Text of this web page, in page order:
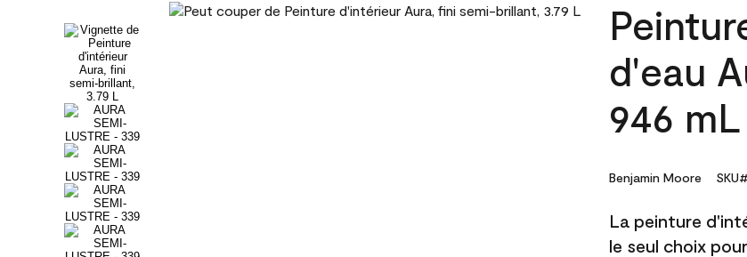
d'eau
946
Benjamin Moore
La peinture
le seul choix